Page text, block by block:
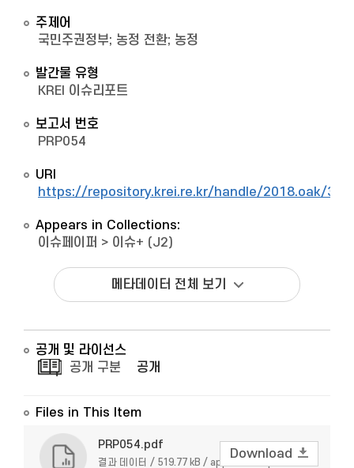
주제어
국민주권정부; 농정 전환; 농정
발간물 유형
KREI 이슈리포트
보고서 번호
PRP054
URI
https://repository.krei.re.kr/handle/2018.oak/
Appears in Collections:
이슈페이퍼 > 이슈+ (J2)
메타데이터 전체 보기
공개 및 라이선스
공개 구분
공개
Files in This Item
PRP054.pdf
결과 데이터 / 519.77 kB / application/pdf
Download